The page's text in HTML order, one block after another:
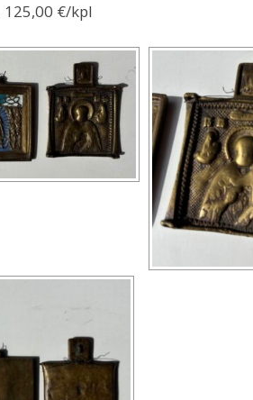
125,00 €/kpl